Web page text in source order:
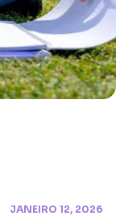
JANEIRO 12, 2026